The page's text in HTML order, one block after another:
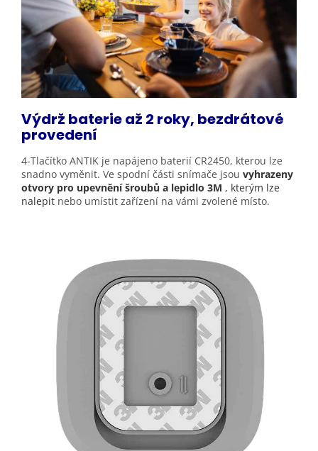
Výdrž baterie až 2 roky, bezdrátové
provedení
4-Tlačítko ANTIK je napájeno baterií CR2450, kterou lze
snadno vyměnit. Ve spodní části snímače jsou vyhrazeny
otvory pro upevnění šroubů a lepidlo 3M , kterým lze
nalepit nebo umístit zařízení na vámi zvolené místo.